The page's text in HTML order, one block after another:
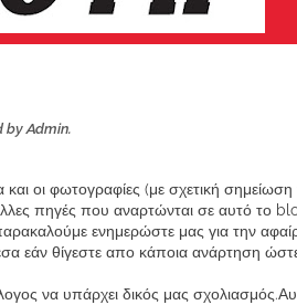
by Admin.
και οι φωτογραφίες (με σχετική
πηγές που αναρτώνται σε αυτό το
ενημερώστε μας για την
εάν θίγεστε απο κάποια ανάρτηση
να υπάρχει δικός μας